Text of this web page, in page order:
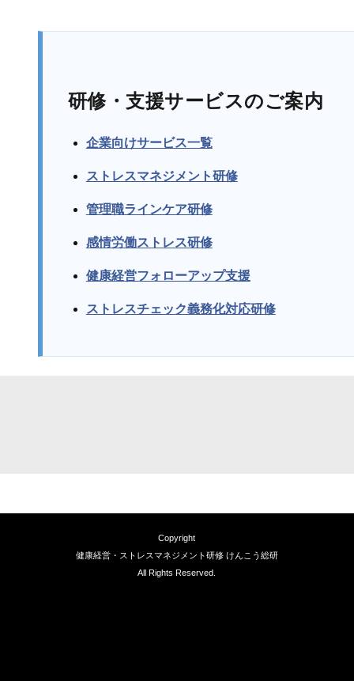
研修・支援サービスのご案内
企業向けサービス一覧
ストレスマネジメント研修
管理職ラインケア研修
感情労働ストレス研修
健康経営フォローアップ支援
ストレスチェック義務化対応研修
Copyright
健康経営・ストレスマネジメント研修 けんこう総研
All Rights Reserved.